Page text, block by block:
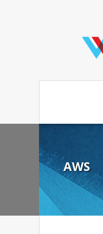
AWS